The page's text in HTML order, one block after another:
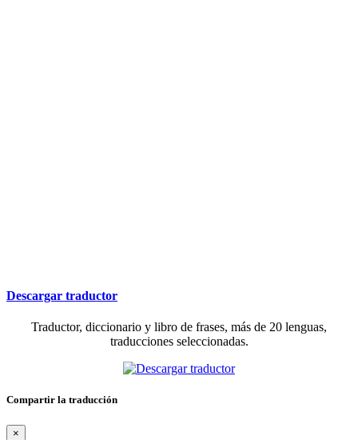
Descargar traductor
Traductor, diccionario y libro de frases, más de 20 lenguas,
traducciones seleccionadas.
Compartir la traducción
×